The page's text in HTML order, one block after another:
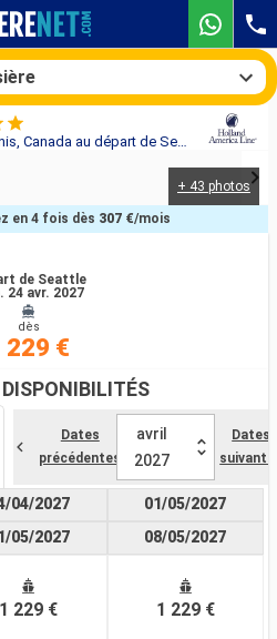
Croisière MS Eurodam : États-Unis, Canada au départ de Seattle
+ 43 photos
de Seattle
24 avr. 2027
dès
229 €
en 4 fois dès 307 €/mois
Dates
précédentes
avril
2027
Dates
04/2027
05/2027
1 229 €
01/05/2027
08/05/2027
1 229 €
Compagnies